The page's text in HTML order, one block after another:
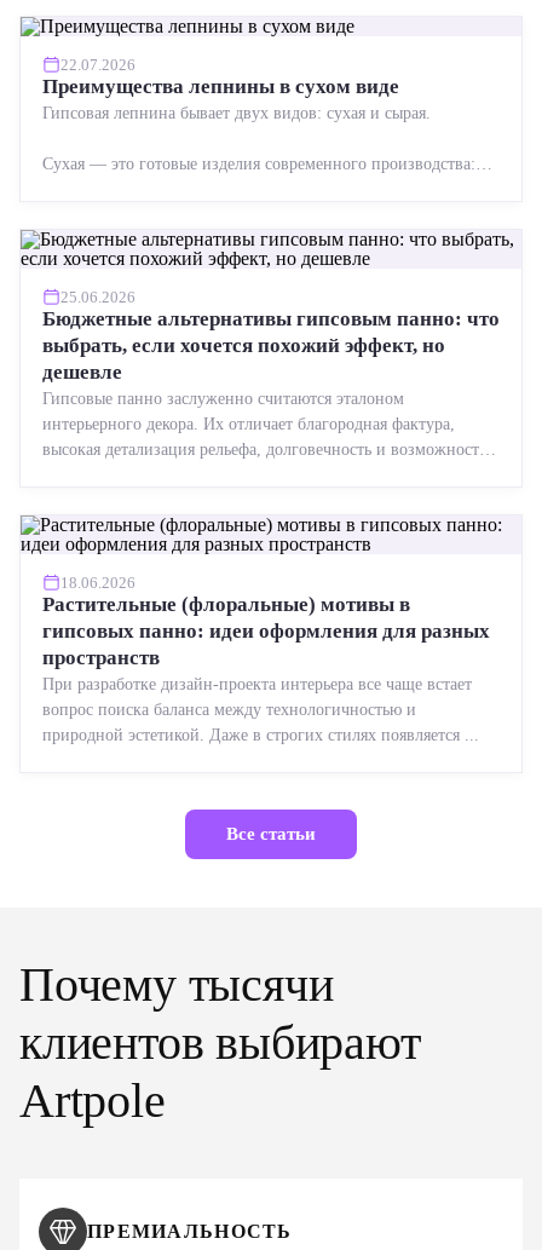
22.07.2026
Преимущества лепнины в сухом виде
Гипсовая лепнина бывает двух видов: сухая и сырая.
Сухая — это готовые изделия современного производства:
25.06.2026
Бюджетные альтернативы гипсовым панно: что
выбрать, если хочется похожий эффект, но
дешевле
Гипсовые панно заслуженно считаются эталоном
интерьерного декора. Их отличает благородная фактура,
высокая детализация рельефа, долговечность и возможность
18.06.2026
Растительные (флоральные) мотивы в
гипсовых панно: идеи оформления для разных
пространств
При разработке дизайн-проекта интерьера все чаще встает
вопрос поиска баланса между технологичностью и
природной эстетикой. Даже в строгих стилях появляется ...
Все статьи
Почему тысячи
клиентов выбирают
Artpole
ПРЕМИАЛЬНОСТЬ